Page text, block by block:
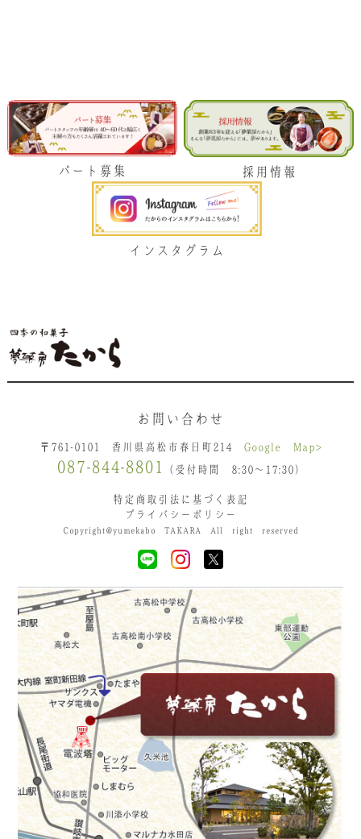
パート募集 採用情報
インスタグラム
お問い合わせ
〒761-0101 香川県高松市春日町214 Google Map>
087-844-8801 （受付時間 8:30〜17:30）
特定商取引法に基づく表記
プライバシーポリシー
Copyright@yumekabo TAKARA All right reserved